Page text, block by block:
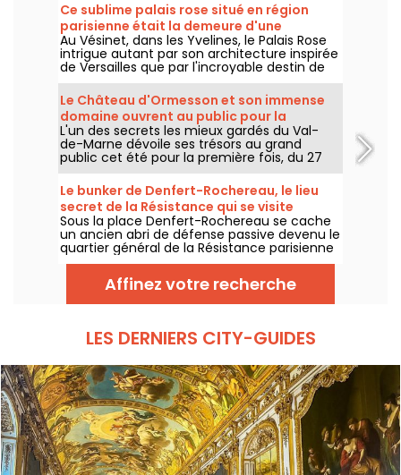
Ce sublime palais rose situé en région
parisienne était la demeure d'une
marquise excentrique de la Belle Epoque
Au Vésinet, dans les Yvelines, le Palais Rose
intrigue autant par son architecture inspirée
de Versailles que par l'incroyable destin de
l'une de ses plus célèbres habitantes : la
marquise Luisa Casati, figure excentrique de
la Belle Époque.
Le Château d'Ormesson et son immense
domaine ouvrent au public pour la
première fois cet été 2026
L'un des secrets les mieux gardés du Val-
de-Marne dévoile ses trésors au grand
public cet été pour la première fois, du 27
juillet au 4 septembre 2026. Le Château
d'Ormesson, domaine du XVIe siècle resté
dans la même lignée familiale depuis des
générations, invite les promeneurs à
découvrir son parc historique et son intérieur
fastueux.
Le bunker de Denfert-Rochereau, le lieu
secret de la Résistance qui se visite
gratuitement à Paris
Sous la place Denfert-Rochereau se cache
un ancien abri de défense passive devenu le
quartier général de la Résistance parisienne
en août 1944. Un lieu historique
exceptionnel, longtemps resté inaccessible
mais aujourd'hui ouvert à la visite.
Affinez votre recherche
LES DERNIERS CITY-GUIDES